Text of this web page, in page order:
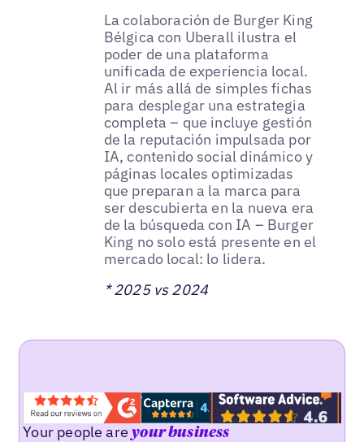
La colaboración de Burger King
Bélgica con Uberall ilustra el
poder de una plataforma
unificada de experiencia local.
Al ir más allá de simples fichas
para desplegar una estrategia
completa – que incluye gestión
de la reputación impulsada por
IA, contenido social dinámico y
páginas locales optimizadas
que preparan a la marca para
ser descubierta en la nueva era
de la búsqueda con IA – Burger
King no solo está presente en el
mercado local: lo lidera.
* 2025 vs 2024
Your people areyour business